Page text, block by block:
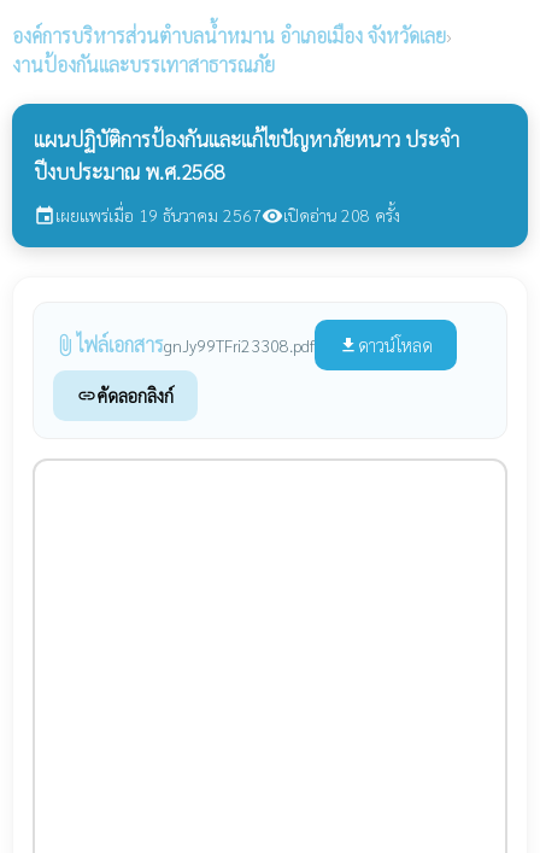
องค์การบริหารส่วนตำบลน้ำหมาน อำเภอเมือง จังหวัดเลย›
งานป้องกันและบรรเทาสาธารณภัย
แผนปฏิบัติการป้องกันและแก้ไขปัญหาภัยหนาว ประจำ
ปีงบประมาณ พ.ศ.2568
eventเผยแพร่เมื่อ 19 ธันวาคม 2567visibilityเปิดอ่าน 208 ครั้ง
attach_file ไฟล์เอกสารgnJy99TFri23308.pdf file_download ดาวน์โหลด
linkคัดลอกลิงก์